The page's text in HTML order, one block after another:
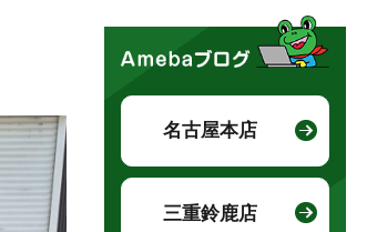
名古屋本店
三重鈴鹿店